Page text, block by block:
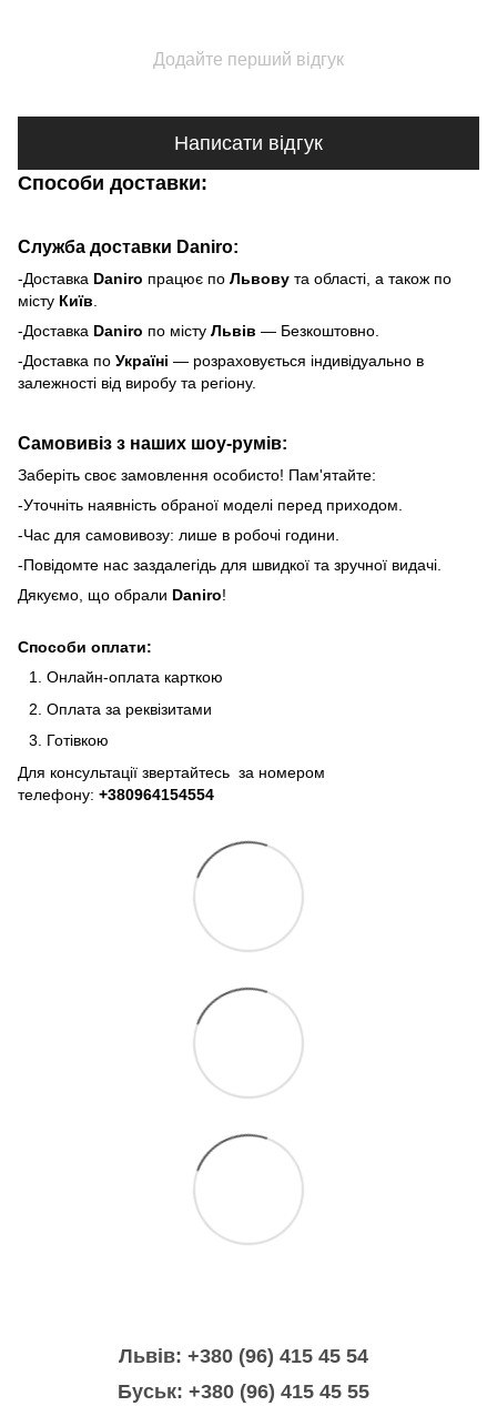
Додайте перший відгук
Написати відгук
Способи доставки:
Служба доставки Daniro:
-Доставка Daniro працює по Львову та області, а також по
місту Київ.
-Доставка Daniro по місту Львів — Безкоштовно.
-Доставка по Україні — розраховується індивідуально в
залежності від виробу та регіону.
Самовивіз з наших шоу-румів:
Заберіть своє замовлення особисто! Пам'ятайте:
-Уточніть наявність обраної моделі перед приходом.
-Час для самовивозу: лише в робочі години.
-Повідомте нас заздалегідь для швидкої та зручної видачі.
Дякуємо, що обрали Daniro!
Способи оплати:
Онлайн-оплата карткою
Оплата за реквізитами
Готівкою
Для консультації звертайтесь за номером
телефону: +380964154554
Львів: +380 (96) 415 45 54
Буськ: +380 (96) 415 45 55